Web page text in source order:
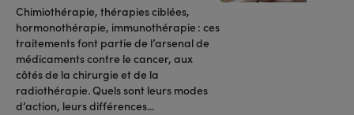
Chimiothérapie, thérapies ciblées,
hormonothérapie, immunothérapie : ces
traitements font partie de l’arsenal de
médicaments contre le cancer, aux
côtés de la chirurgie et de la
radiothérapie. Quels sont leurs modes
d’action, leurs différences...